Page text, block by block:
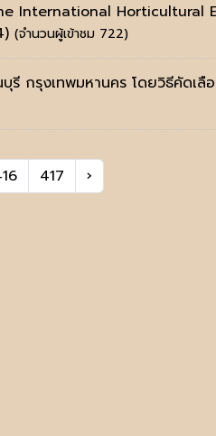
International Horticultural
(จำนวนผู้เข้าชม 722)
บุรี กรุงเทพมหานคร โดยวิธีคัดเลื
417 ›